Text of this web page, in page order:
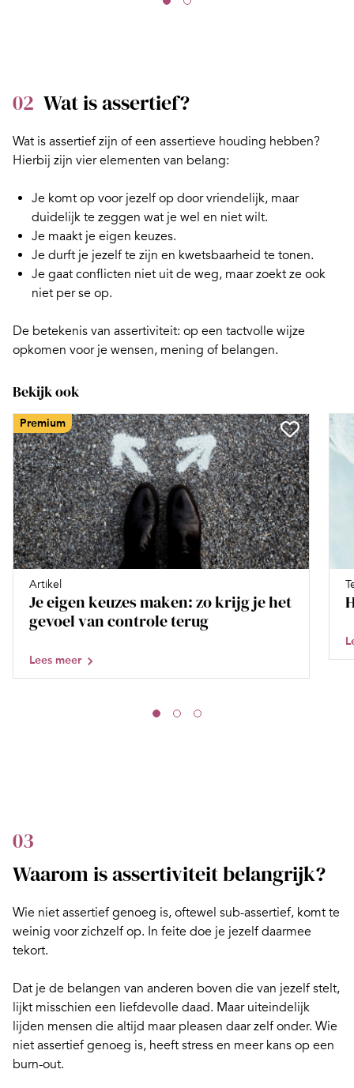
02 Wat is assertief?
Wat is assertief zijn of een assertieve houding hebben?
Hierbij zijn vier elementen van belang:
Je komt op voor jezelf op door vriendelijk, maar
duidelijk te zeggen wat je wel en niet wilt.
Je maakt je eigen keuzes.
Je durft je jezelf te zijn en kwetsbaarheid te tonen.
Je gaat conflicten niet uit de weg, maar zoekt ze ook
niet per se op.
De betekenis van assertiviteit: op een tactvolle wijze
opkomen voor je wensen, mening of belangen.
Bekijk ook
Premium
Artikel
Je eigen keuzes maken: zo krijg je het
gevoel van controle terug
Lees meer
03
Waarom is assertiviteit belangrijk?
Wie niet assertief genoeg is, oftewel sub-assertief, komt te
weinig voor zichzelf op. In feite doe je jezelf daarmee
tekort.
Dat je de belangen van anderen boven die van jezelf stelt,
lijkt misschien een liefdevolle daad. Maar uiteindelijk
lijden mensen die altijd maar pleasen daar zelf onder. Wie
niet assertief genoeg is, heeft stress en meer kans op een
burn-out.